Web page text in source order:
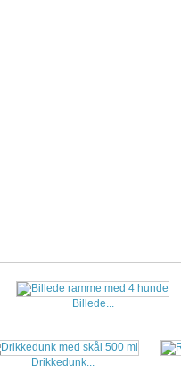
Billede...
Drikkedunk...